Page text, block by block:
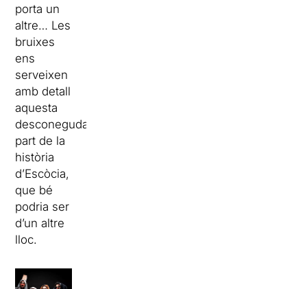
porta un
altre… Les
bruixes
ens
serveixen
amb detall
aquesta
desconeguda
part de la
història
d’Escòcia,
que bé
podria ser
d’un altre
lloc.